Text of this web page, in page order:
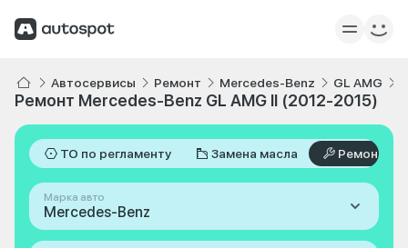
Автосервисы Ремонт Mercedes-Benz GL AMG
Ремонт Mercedes-Benz GL AMG II (2012-2015)
ТО по регламенту Замена масла Ремонт
Марка авто
Mercedes-Benz